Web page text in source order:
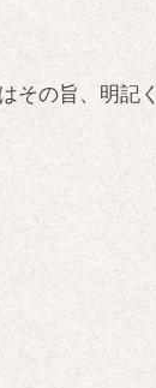
その旨、明記